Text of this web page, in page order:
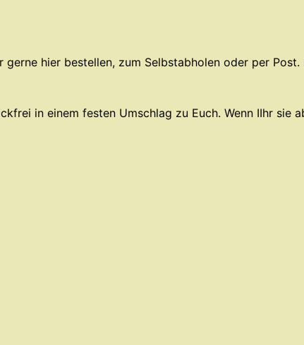
hier bestellen, zum Selbstabholen oder per
in einem festen Umschlag zu Euch. Wenn IIhr sie